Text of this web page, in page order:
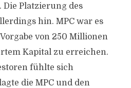
Platzierung des
hin. MPC war es
von 250 Millionen
Kapital zu erreichen.
fühlte sich
die MPC und den